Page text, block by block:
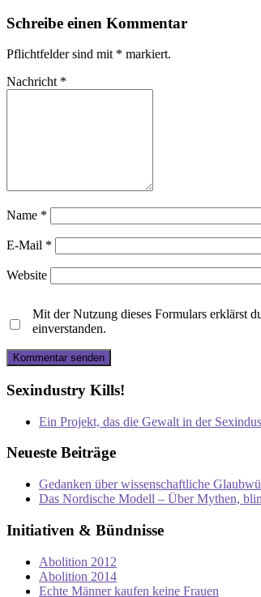
Schreibe einen Kommentar
Pflichtfelder sind mit * markiert.
Nachricht *
Name *
E-Mail *
Website
Mit der Nutzung dieses Formulars erklärst
einverstanden.
Sexindustry Kills!
Ein Projekt, das die Gewalt in der
Neueste Beiträge
Gedanken über wissenschaftliche
Das Nordische Modell – Über Mythen,
Initiativen & Bündnisse
Abolition 2012
Abolition 2014
Echte Männer kaufen keine Frauen